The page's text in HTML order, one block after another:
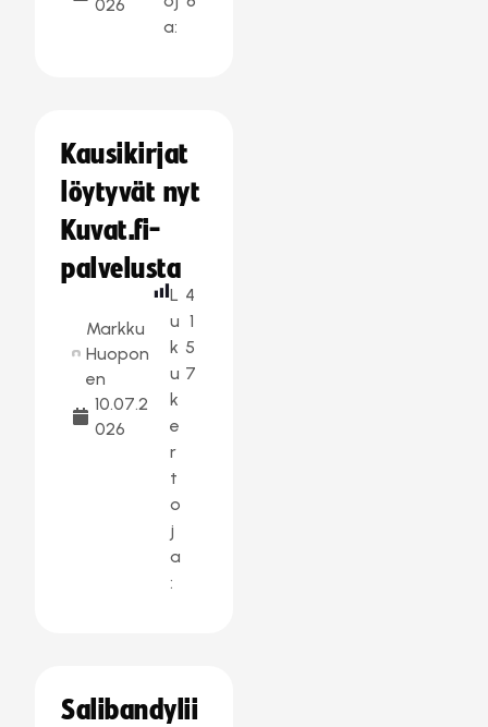
026
a:
Kausikirjat
löytyvät nyt
Kuvat.fi-
palvelusta
Markku
Huopon
en
10.07.2
026
L
u
k
u
k
e
r
t
o
j
a
:
4
1
5
7
Salibandylii